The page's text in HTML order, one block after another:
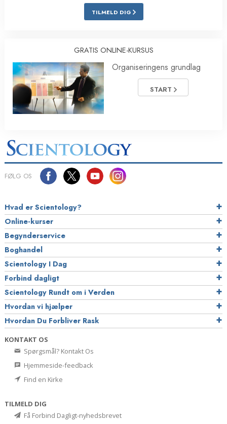
TILMELD DIG
GRATIS ONLINE-KURSUS
Organiseringens grundlag
START
FØLG OS
Hvad er Scientology?
Online-kurser
Begynderservice
Boghandel
Scientology I Dag
Forbind dagligt
Scientology Rundt om i Verden
Hvordan vi hjælper
Hvordan Du Forbliver Rask
KONTAKT OS
Spørgsmål? Kontakt Os
Hjemmeside-feedback
Find en Kirke
TILMELD DIG
Få Forbind Dagligt-nyhedsbrevet